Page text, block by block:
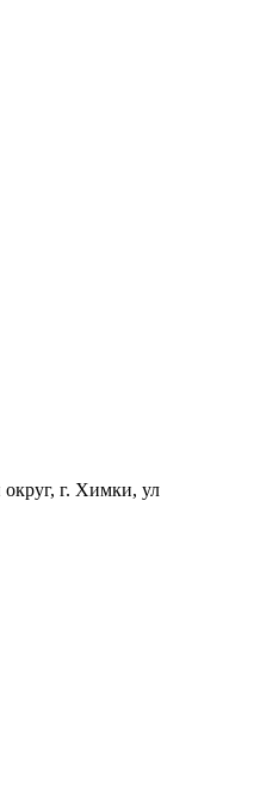
округ, г. Химки, ул